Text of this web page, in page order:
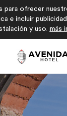
para ofrecer
e incluir
y uso. más